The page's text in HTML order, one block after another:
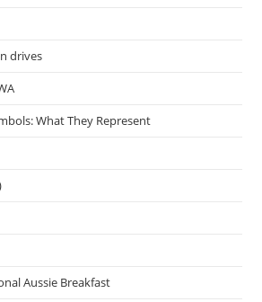
!
ลเซียม
drives
What They Represent
Aussie Breakfast